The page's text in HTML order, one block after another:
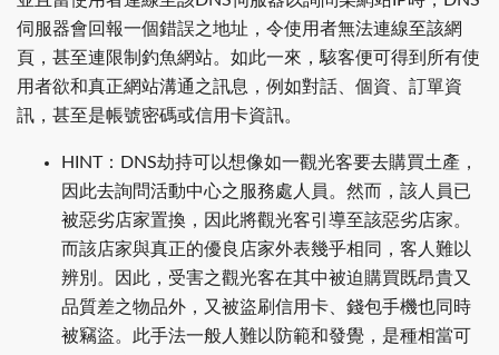
伺服器會回報一個錯誤之地址，令使用者無法連線至該網
頁，甚至連限制釣魚網站。如此一來，駭客便可得到所有使
用者欲和真正網站溝通之訊息，例如對話、個資、訂單資
訊，甚至是帳號密碼或信用卡資訊。
HINT：DNS劫持可以想像如一觀光客要去購買土產，
因此去詢問活動中心之服務處人員。然而，該人員已
被惡劣店家置換，因此將觀光客引導至該惡劣店家。
而該店家與真正的優良店家外表幾乎相同，客人難以
辨別。因此，受害之觀光客在其中被迫購買既昂貴又
品質差之物品外，又被盜刷信用卡、錢包手機也同時
被竊盜。此手法一般人難以防範和發覺，是種相當可